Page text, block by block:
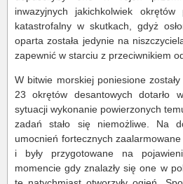
inwazyjnych jakichkolwiek okrętów
katastrofalny w skutkach, gdyż
oparta została jedynie na
zapewnić w starciu z przeciwnikiem
W bitwie morskiej poniesione
23 okrętów desantowych dotarło
sytuacji wykonanie powierzonych
zadań stało się niemożliwe. Na
umocnień fortecznych
i były przygotowane na
momencie gdy znalazły się one w